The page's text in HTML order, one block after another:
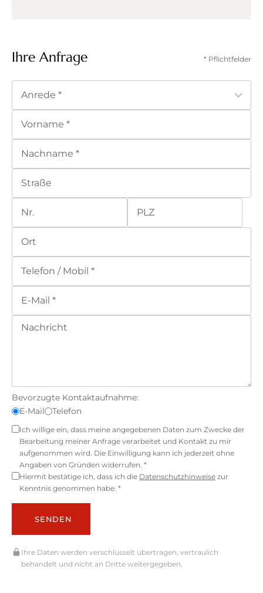
Ihre Anfrage * Pflichtfelder
Bevorzugte Kontaktaufnahme:
E-Mail
Telefon
Ich willige ein, dass meine angegebenen Daten zum Zwecke der
Bearbeitung meiner Anfrage verarbeitet und Kontakt zu mir
aufgenommen wird. Die Einwilligung kann ich jederzeit ohne
Angaben von Gründen widerrufen. *
Hiermit bestätige ich, dass ich die Datenschutzhinweise zur
Kenntnis genommen habe. *
SENDEN
Ihre Daten werden verschlüsselt übertragen, vertraulich
behandelt und nicht an Dritte weitergegeben.